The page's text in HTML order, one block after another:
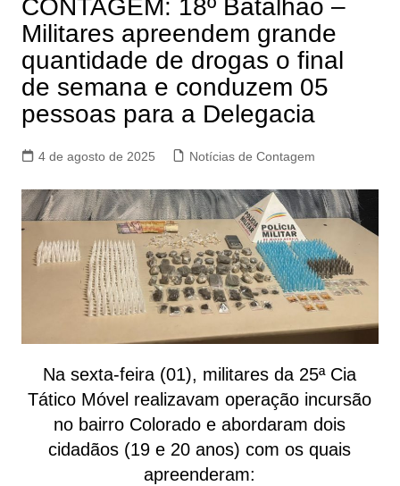
CONTAGEM: 18º Batalhão –
Militares apreendem grande
quantidade de drogas o final
de semana e conduzem 05
pessoas para a Delegacia
4 de agosto de 2025 Notícias de Contagem
Na sexta-feira (01), militares da 25ª Cia
Tático Móvel realizavam operação incursão
no bairro Colorado e abordaram dois
cidadãos (19 e 20 anos) com os quais
apreenderam: